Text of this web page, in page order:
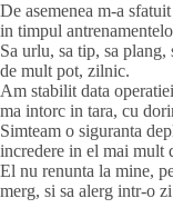
De asemenea m-a
in timpul
Sa urlu, sa tip, sa
de mult pot, zilnic.
Am stabilit data
ma intorc in tara, cu
Simteam o siguranta
incredere in el mai mult
El nu renunta la mine,
merg, si sa alerg intr-o